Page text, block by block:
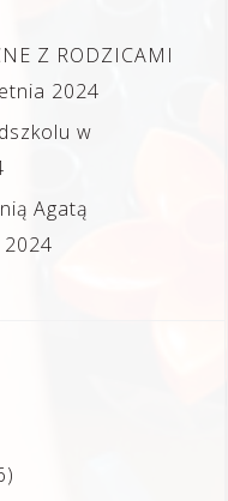
Z RODZICAMI
2024
w
Agatą